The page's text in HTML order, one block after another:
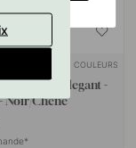
+ COULEURS
Mural Elegant -
Noir/Chêne